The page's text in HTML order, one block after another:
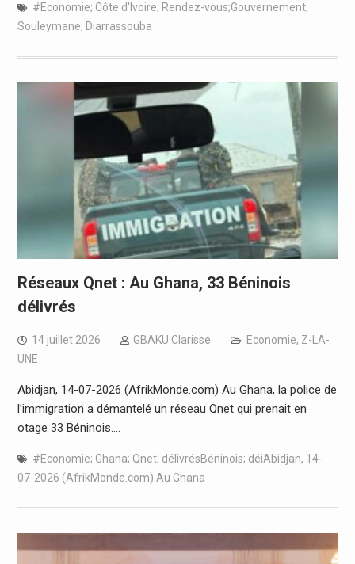
#Economie; Côte d'Ivoire; Rendez-vous;Gouvernement;
Souleymane; Diarrassouba
Réseaux Qnet : Au Ghana, 33 Béninois
délivrés
14 juillet 2026 GBAKU Clarisse Economie, Z-LA-
UNE
Abidjan, 14-07-2026 (AfrikMonde.com) Au Ghana, la police de
l’immigration a démantelé un réseau Qnet qui prenait en
otage 33 Béninois.…
#Economie; Ghana; Qnet; délivrésBéninois; déiAbidjan, 14-
07-2026 (AfrikMonde.com) Au Ghana